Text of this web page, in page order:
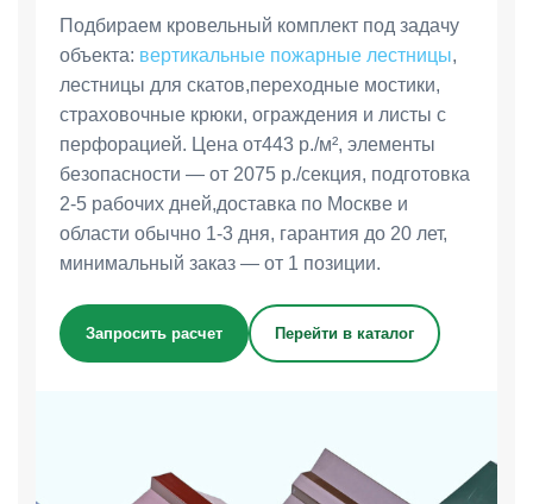
Подбираем кровельный комплект под задачу
объекта: вертикальные пожарные лестницы,
лестницы для скатов,переходные мостики,
страховочные крюки, ограждения и листы с
перфорацией. Цена от443 р./м², элементы
безопасности — от 2075 р./секция, подготовка
2-5 рабочих дней,доставка по Москве и
области обычно 1-3 дня, гарантия до 20 лет,
минимальный заказ — от 1 позиции.
Запросить расчет Перейти в каталог